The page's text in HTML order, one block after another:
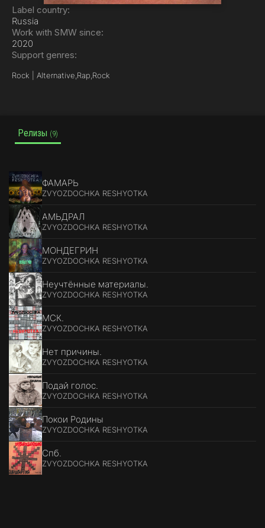
Label country:
Russia
Work with SMW since:
2020
Support genres:
Rock | Alternative, Rap, Rock
Релизы (9)
ФАМАРЬ
ZVYOZDOCHKA RESHYOTKA
АМЬДРАЛ
ZVYOZDOCHKA RESHYOTKA
МОНДЕГРИН
ZVYOZDOCHKA RESHYOTKA
Неучтённые материалы.
ZVYOZDOCHKA RESHYOTKA
МСК.
ZVYOZDOCHKA RESHYOTKA
Нет причины.
ZVYOZDOCHKA RESHYOTKA
Подай голос.
ZVYOZDOCHKA RESHYOTKA
Покои Родины
ZVYOZDOCHKA RESHYOTKA
Спб.
ZVYOZDOCHKA RESHYOTKA